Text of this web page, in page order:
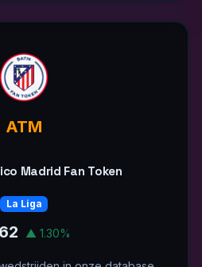
ATM
Madrid Fan Token
La Liga
▲ 1.30%